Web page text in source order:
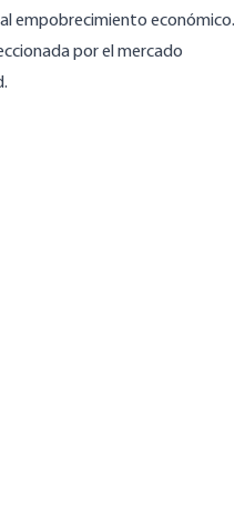
empobrecimiento económico.
por el mercado